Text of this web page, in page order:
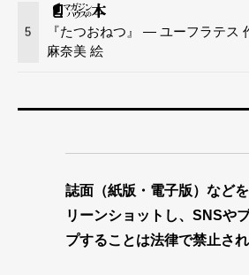
5
『たつおねつ』 — ユーフラテス
麻奈美 絵
誌面（紙版・電子版）など
リーンショットし、SNSや
プすることは法律で禁止され